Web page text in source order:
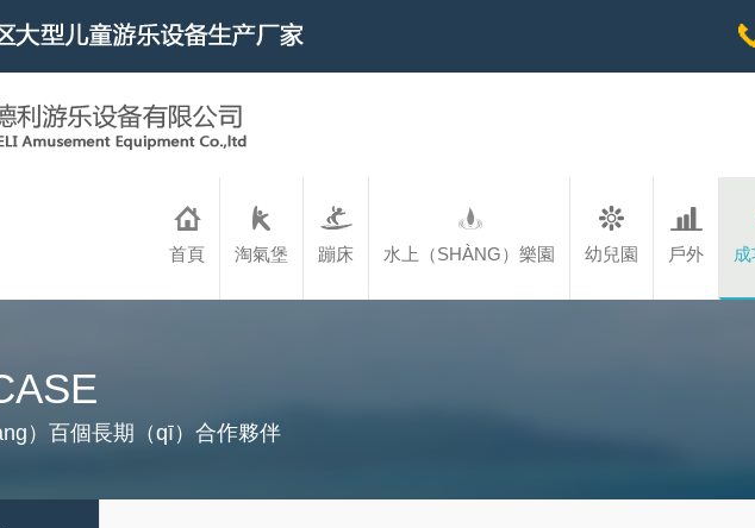
首頁 淘氣堡 蹦床 水上（SHÀNG）樂園 幼兒園 戶外
）百個長期（qī）合作夥伴